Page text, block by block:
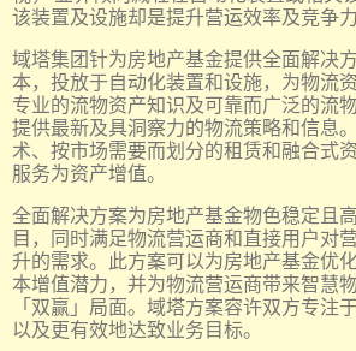
该装置及设施却是提升营运效率及竞争力
域塔集团针为房地产基金提供全面解决
本，投放于自动化装置和设施，为物流
专业的流物资产知识及可靠而广泛的流
提供最新及具洞察力的物流策略和信息
术、按市场需要而划分的租赁和融合式
服务为资产增值。
全面解决方案为房地产基金物色稳定且
目，同时满足物流营运商和直接用户对
升的需求。此方案可以为房地产基金优
本增值潜力，并为物流营运商带来智慧
「双赢」局面。域塔方案容许双方专注
以及更有效地达致业务目标。